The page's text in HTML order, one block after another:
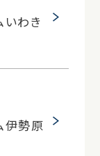
わき
伊勢原